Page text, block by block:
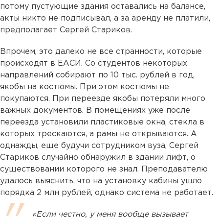
потому пустующие здания оставались на балансе,
акты никто не подписывал, а за аренду не платили,
предполагает Сергей Стариков.
Впрочем, это далеко не все странности, которые
происходят в ЕАСИ. Со студентов некоторых
направлений собирают по 10 тыс. рублей в год,
якобы на костюмы. При этом костюмы не
покупаются. При переезде якобы потеряли много
важных документов. В помещениях уже после
переезда установили пластиковые окна, стекла в
которых трескаются, а рамы не открываются. А
однажды, еще будучи сотрудником вуза, Сергей
Стариков случайно обнаружил в здании лифт, о
существовании которого не знал. Преподавателю
удалось выяснить, что на установку кабины ушло
порядка 2 млн рублей, однако система не работает.
«Если честно, у меня вообще вызывает